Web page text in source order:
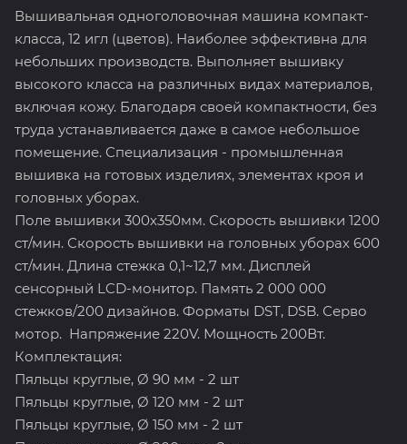
Вышивальная одноголовочная машина компакт-
класса, 12 игл (цветов). Наиболее эффективна для
небольших производств. Выполняет вышивку
высокого класса на различных видах материалов,
включая кожу. Благодаря своей компактности, без
труда устанавливается даже в самое небольшое
помещение. Специализация - промышленная
вышивка на готовых изделиях, элементах кроя и
головных уборах.
Поле вышивки 300х350мм. Скорость вышивки 1200
ст/мин. Скорость вышивки на головных уборах 600
ст/мин. Длина стежка 0,1~12,7 мм. Дисплей
сенсорный LCD-монитор. Память 2 000 000
стежков/200 дизайнов. Форматы DST, DSB. Серво
мотор. Напряжение 220V. Мощность 200Вт.
Комплектация:
Пяльцы круглые, Ø 90 мм - 2 шт
Пяльцы круглые, Ø 120 мм - 2 шт
Пяльцы круглые, Ø 150 мм - 2 шт